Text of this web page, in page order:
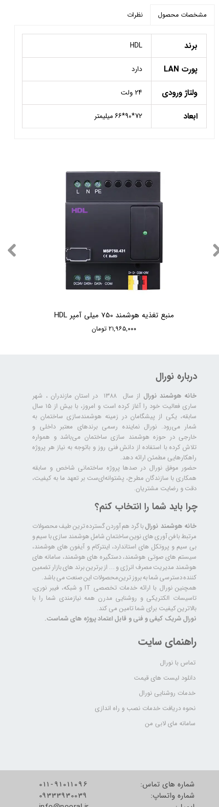
مشخصات محصول نظرات
برند HDL
پورت LAN دارد
ولتاژ ورودی 24 ولت
ابعاد 72*90*66 میلیمتر
منبع تغذیه هوشمند 750 میلی آمپر HDL
۲۱,۹۶۵,۰۰۰ تومان
درباره نورال
خانه هوشمند نورال
از سال ۱۳۸۸ در استان مازندران ، شهر
ساری فعالیت خود را آغاز کرده است و امروز، با بیش از ۱۵ سال
سابقه، یکی از پیشگامان در زمینه هوشمندسازی ساختمان به
شمار می‌رود. نورال نماینده رسمی برندهای معتبر داخلی و
خارجی در حوزه هوشمند سازی ساختمان می‌باشد و همواره
تلاش کرده با استفاده از دانش فنی روز و باتوجه به نیاز هر پروژه
راهکارهایی مطمئن ارائه دهد.
حضور موفق نورال در صدها پروژه‌ ساختمانی شاخص و سابقه
همکاری با سازندگان مطرح، پشتوانه‌ای‌ست بر تعهد ما به کیفیت،
دقت و رضایت مشتریان.
راهنمای سایت
تماس با نورال
دانلود لیست های قیمت
خدمات روشنایی نورال
نحوه دریافت خدمات نصب و راه اندازی
سامانه مای لابی من
چرا باید شما را انتخاب کنم؟
خانه هوشمند نورالبا گرد هم آوردن گسترده ترین طیف محصولات
مرتبط با فن آوری های نوین ساختمان شامل هوشمند سازی با سیم و
بی سیم و پروتکل های استاندارد، اینترکام و آیفون های هوشمند،
سیستم های صوتی هوشمند، دستگیره های هوشمند، سامانه های
هوشمند مدیریت مصرف انرژی و ... از برترین برند های بازار تضمین
کننده دسترسی شما به بروز ترین محصولات این صنعت می باشد.
همچنین نورال با ارائه خدمات تخصصی IT و شبکه، فیبر نوری،
تاسیسات الکتریکی و روشنایی مدرن همه نیازمندی شما را با
بالاترین کیفیت برای شما تامین می کند.
نورال شریک کیفی و فنی و قابل اعتماد پروژه های شماست.
شماره های تماس:
شماره واتساپ:
011-91011096
09333930039